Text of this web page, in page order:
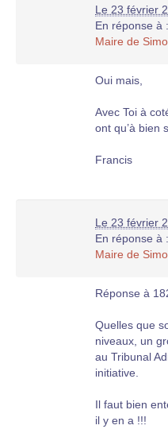
Le 23 février
En réponse à :
Maire de
Oui mais,
Avec Toi à
ont qu’à bien
Francis
Le 23 février
En réponse à :
Maire de
Réponse à
Quelles que
niveaux, un
au Tribunal
initiative.
Il faut bien
il y en a !!!